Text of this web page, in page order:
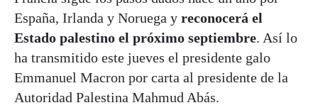
España, Irlanda y Noruega y reconocerá el
Estado palestino el próximo septiembre. Así lo
ha transmitido este jueves el presidente galo
Emmanuel Macron por carta al presidente de la
Autoridad Palestina Mahmud Abás.